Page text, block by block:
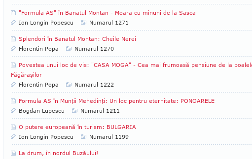
"Formula AS" în Banatul Montan - Moara cu minuni de la Sasca
Ion Longin Popescu
Numarul 1271
Splendori în Banatul Montan: Cheile Nerei
Florentin Popa
Numarul 1270
Povestea unui loc de vis: "CASA MOGA" - Cea mai frumoasă pensiune de la
Făgăraşilor
Florentin Popa
Numarul 1222
Formula AS în Munţii Mehedinţi: Un loc pentru eternitate: PONOARELE
Bogdan Lupescu
Numarul 1211
O putere europeană în turism: BULGARIA
Ion Longin Popescu
Numarul 1199
La drum, în nordul Buzăului!